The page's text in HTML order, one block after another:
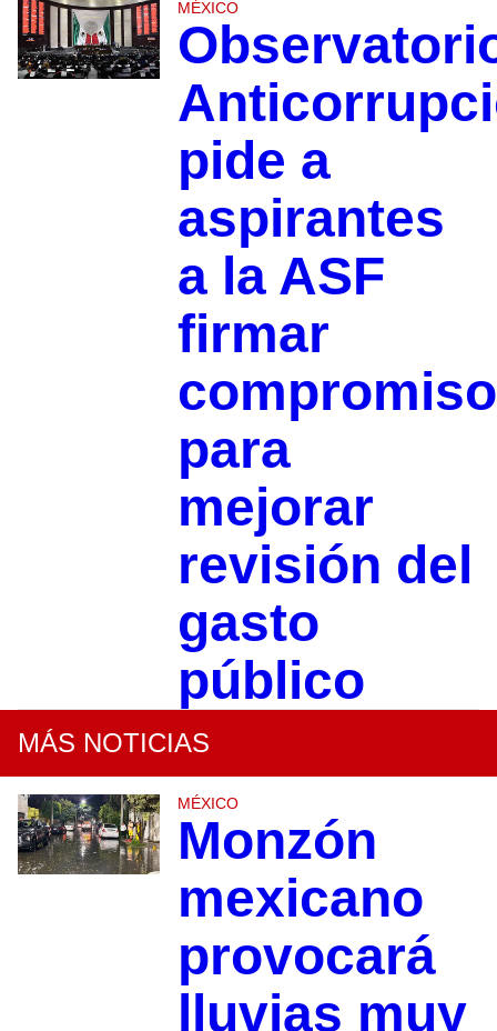
MÉXICO
pide a
aspirantes
a la ASF
firmar
compromiso
para
mejorar
revisión del
gasto
público
MÁS NOTICIAS
MÉXICO
Monzón
mexicano
provocará
lluvias muy